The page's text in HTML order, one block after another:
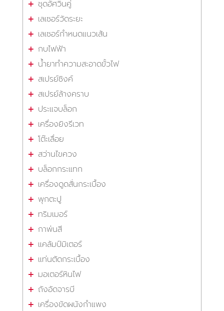
ชุดอัศวินคู่
เลเซอร์วัดระยะ
เลเซอร์กำหนดแนวเส้น
กบไฟฟ้า
น้ำยาทำความสะอาดขั้วไฟ
สเปรย์ซิงค์
สเปรย์ล้างคราบ
ประแจบล็อก
เครื่องยิงรีเวท
โต๊ะเลื่อย
สว่านไขควง
บล็อกกระแทก
เครื่องดูดสั่นกระเบื้อง
พุกตะปู
ทริมเมอร์
กาพ่นสี
แคล้มป์มิเตอร์
แท่นตัดกระเบื้อง
มอเตอร์หินไฟ
ถังอัดจารบี
เครื่องขัดผนังกำแพง